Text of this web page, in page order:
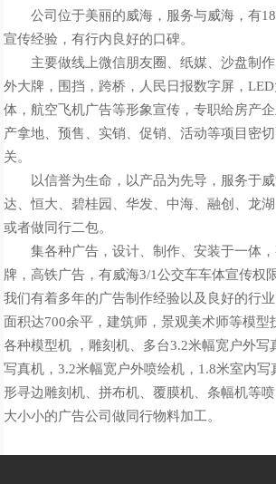
公司位于美丽的威海，服务与威海，有
宣传经验，有行内良好的口碑。
主要做线上微信朋友圈、纸媒、沙盘制
外大牌，围挡，跨桥，人民日报数字屏，
体，航空飞机广告等形象宣传，专职给房产
产拿地、预售、实销、促销、活动等项目密
关。
以信誉为生命，以产品为先导，服务于
达、恒大、碧桂园、华发、中海、融创、龙
或者做同行二包。
集各种广告，设计、制作、安装于一体
牌，高铁广告，有威海3/1公交车车体宣传权
我们有着多年的广告制作经验以及良好的行
面积达700余平，建筑师，景观美术师等模型
各种模型机 ，雕刻机、多台3.2米幅宽户外写
写真机，3.2米幅宽户外喷绘机，1.8米室内
形寻边雕刻机、拼布机、覆膜机、条幅机等
大小小的广告公司做同行物料加工。